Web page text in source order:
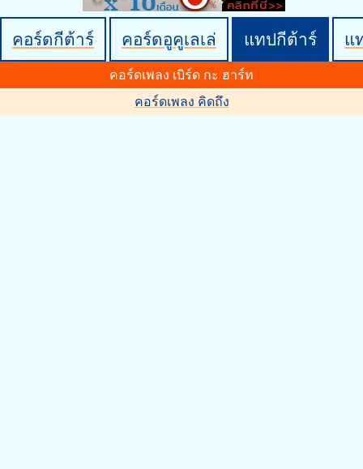
คอร์ดกีต้าร์ คอร์ดอูคูเลเล่ แทปกีต้าร์ แ
คอร์ดเพลง เบิร์ด กะ ฮาร์ท
คอร์ดเพลง คิดถึง